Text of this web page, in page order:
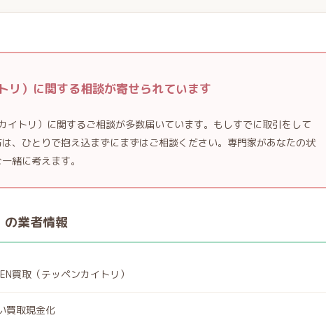
リ）に関する相談が寄せられています
イトリ）に関するご相談が多数届いています。もしすでに取引をして
、ひとりで抱え込まずにまずはご相談ください。専門家があなたの状
緒に考えます。
の業者情報
買取（テッペンカイトリ）
買取現金化